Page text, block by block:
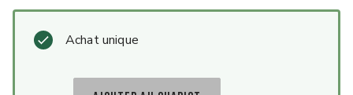
Achat unique